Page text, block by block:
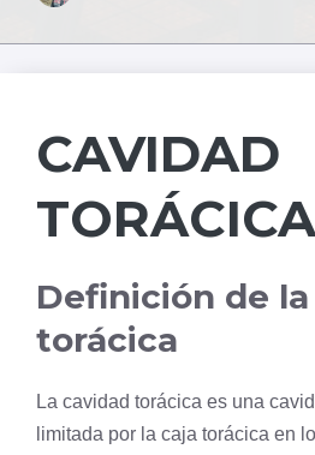
CAVIDAD
TORÁCICA
Definición de
torácica
La cavidad torácica es una
limitada por la caja torácica en